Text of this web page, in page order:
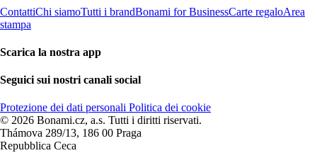
ContattiChi siamoTutti i brandBonami for BusinessCarte regaloArea
stampa
Scarica la nostra app
Seguici sui nostri canali social
Protezione dei dati personali Politica dei cookie
© 2026 Bonami.cz, a.s. Tutti i diritti riservati.
Thámova 289/13, 186 00 Praga
Repubblica Ceca